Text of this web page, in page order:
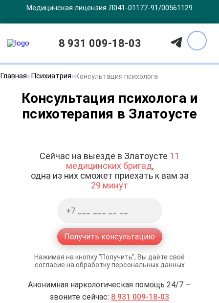
Медицинская лицензия Л041-01177-91/00561129
8 931 009-18-03
Главная Психиатрия Консультация психолога
Консультация психолога и
психотерапия в Златоусте
Сейчас на выезде в Златоусте 11
медицинских бригад,
одна из них сможет приехать к вам за
29 минут
Получить консультацию
Нажимая на кнопку ”Получить”, Вы даёте своё
согласие на обработку персональных данных
Анонимная наркологическая помощь 24/7 —
звоните сейчас: 8 931 009-18-03